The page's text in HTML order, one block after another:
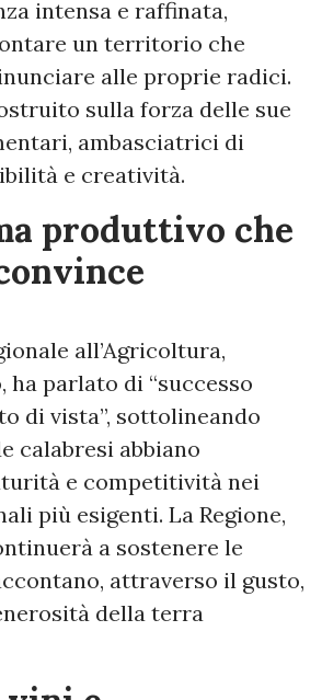
intensa e raffinata,
un territorio che
alle proprie radici.
sulla forza delle sue
ambasciatrici di
e creatività.
produttivo che
all’Agricoltura,
ha parlato di “successo
di vista”, sottolineando
calabresi abbiano
e competitività nei
più esigenti. La Regione,
a sostenere le
attraverso il gusto,
della terra